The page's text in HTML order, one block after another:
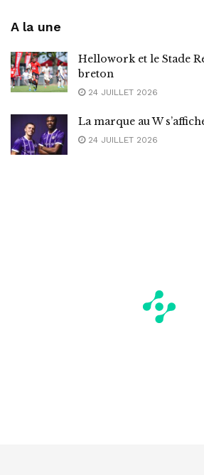
A la une
Hellowork et le Stade
breton
24 JUILLET 2026
La marque au W
24 JUILLET 2026